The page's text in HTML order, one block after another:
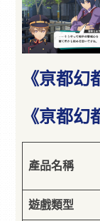
《亰都
《亰都
產品名稱
遊戲類型